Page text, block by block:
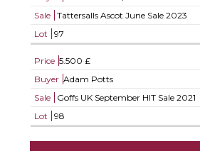
Sale
Tattersalls Ascot June Sale 2023
Lot
97
Price 5.500 £
Buyer Adam Potts
Sale
Goffs UK September HIT Sale 2021
Lot
98